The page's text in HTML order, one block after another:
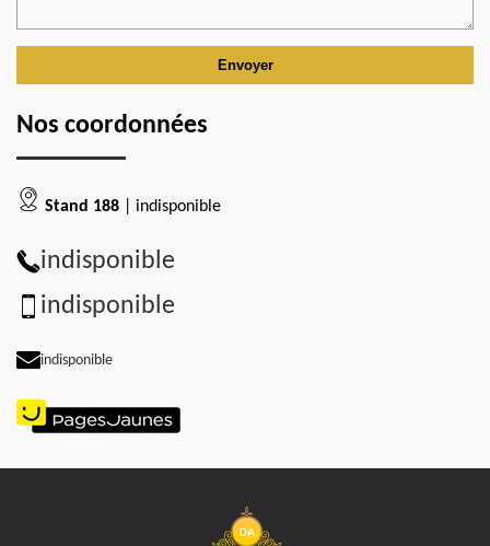
Nos coordonnées
Stand 188 | indisponible
indisponible
indisponible
indisponible